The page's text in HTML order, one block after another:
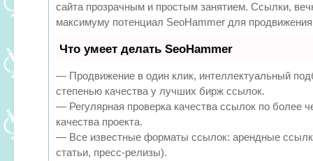
сайта прозрачным и простым занятием. Ссылки,
максимуму потенциал SeoHammer для
Что умеет делать SeoHammer
— Продвижение в один клик, интеллектуальный
степенью качества у лучших бирж ссылок.
— Регулярная проверка качества ссылок по более
качества проекта.
— Все известные форматы ссылок: арендные
статьи, пресс-релизы).